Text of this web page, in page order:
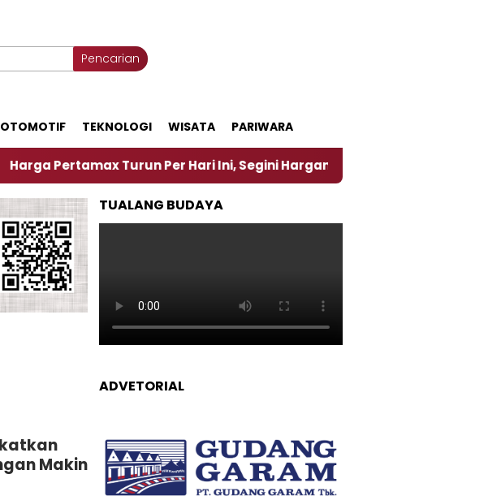
Pencarian
OTOMOTIF TEKNOLOGI WISATA PARIWARA
Turun Per Hari Ini, Segini Harganya
Makin
TUALANG BUDAYA
ADVETORIAL